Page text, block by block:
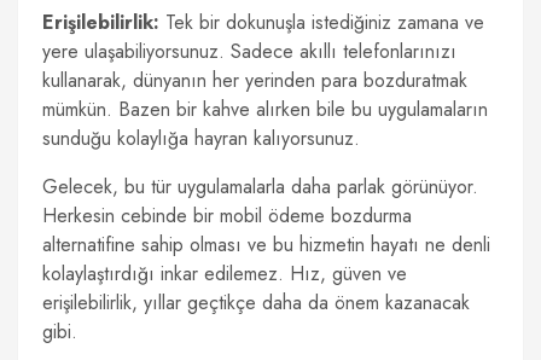
Erişilebilirlik: Tek bir dokunuşla istediğiniz zamana ve
yere ulaşabiliyorsunuz. Sadece akıllı telefonlarınızı
kullanarak, dünyanın her yerinden para bozduratmak
mümkün. Bazen bir kahve alırken bile bu uygulamaların
sunduğu kolaylığa hayran kalıyorsunuz.
Gelecek, bu tür uygulamalarla daha parlak görünüyor.
Herkesin cebinde bir mobil ödeme bozdurma
alternatifine sahip olması ve bu hizmetin hayatı ne denli
kolaylaştırdığı inkar edilemez. Hız, güven ve
erişilebilirlik, yıllar geçtikçe daha da önem kazanacak
gibi.